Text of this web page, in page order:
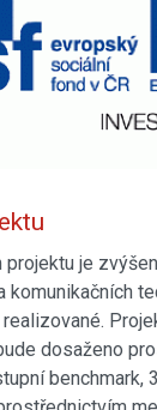
projektu je
komunikačních
dosaženo